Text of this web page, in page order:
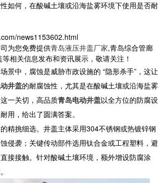
如何，在酸碱土壤或沿海盐雾环境下使用是否耐
news1153602.html
为您免费提供青岛液压井盖厂家,青岛综合管廊
相关信息发布和资讯展示，敬请关注！
景中，腐蚀是威胁市政设施的 “隐形杀手”，这让
井盖的耐腐蚀性，尤其是在酸碱土壤或沿海盐雾
一关切，高品质青岛电动井盖以全方位的防腐设
用，给出了圆满答案。
精挑细选。井盖主体采用304不锈钢或热镀锌钢
侵袭；关键传动部件选用钛合金或工程塑料，避
接接触。针对酸碱土壤环境，额外增设防腐涂